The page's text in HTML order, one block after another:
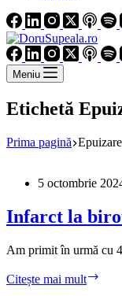
Meniu
Etichetă
Prima pagină Epuizare
5 octombrie
Infarct la
Am primit în urmă cu
Citește mai mult